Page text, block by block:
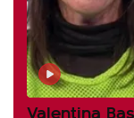
Valentina